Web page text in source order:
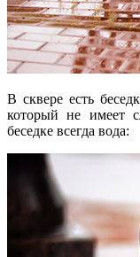
В сквере есть
который не имеет
беседке всегда вода: